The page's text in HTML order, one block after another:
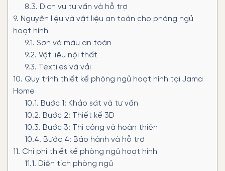
8.3. Dịch vụ tư vấn và hỗ trợ
9. Nguyên liệu và vật liệu an toàn cho phòng ngủ
hoạt hình
9.1. Sơn và màu an toàn
9.2. Vật liệu nội thất
9.3. Textiles và vải
10. Quy trình thiết kế phòng ngủ hoạt hình tại Jama
Home
10.1. Bước 1: Khảo sát và tư vấn
10.2. Bước 2: Thiết kế 3D
10.3. Bước 3: Thi công và hoàn thiện
10.4. Bước 4: Bảo hành và hỗ trợ
11. Chi phí thiết kế phòng ngủ hoạt hình
11.1. Diện tích phòng ngủ